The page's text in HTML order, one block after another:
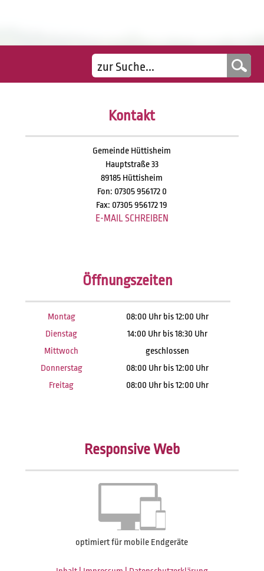
Kontakt
Gemeinde Hüttisheim
Hauptstraße 33
89185 Hüttisheim
Fon: 07305 956172 0
Fax: 07305 956172 19
E-MAIL SCHREIBEN
Öffnungszeiten
Montag
08:00 Uhr bis 12:00 Uhr
Dienstag
14:00 Uhr bis 18:30 Uhr
Mittwoch
geschlossen
Donnerstag
08:00 Uhr bis 12:00 Uhr
Freitag
08:00 Uhr bis 12:00 Uhr
Responsive Web
optimiert für mobile Endgeräte